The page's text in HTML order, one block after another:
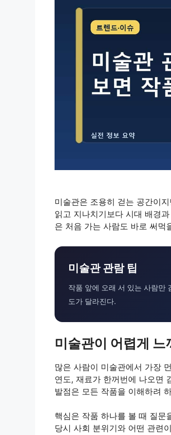
미술관은 조용히 걷는 공간이
읽고 지나치기보다 시대 배경
은 처음 가는 사람도 바로 써먹
미술관 관람 팁
작품 앞에 오래 서 있는 사람만
도가 달라진다.
미술관이 어렵게 느
많은 사람이 미술관에서 가장
연도, 재료가 한꺼번에 나오면
발점은 모든 작품을 이해하려
핵심은 작품 하나를 볼 때 질문
당시 사회 분위기와 어떤 관련